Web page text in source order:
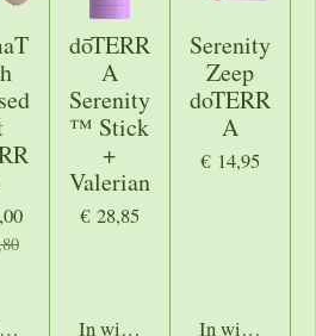
dōTERR
A
Serenity
™ Stick
+
Valerian
€ 28,85
In winkelwagen
Serenity
Zeep
doTERR
A
€ 14,95
In